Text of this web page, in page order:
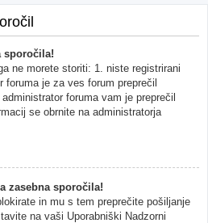
sporočila!
ne morete storiti: 1. niste registrirani
je za ves forum preprečil
foruma vam je preprečil
se obrnite na administratorja
zasebna sporočila!
in mu s tem preprečite pošiljanje
na vaši Uporabniški Nadzorni